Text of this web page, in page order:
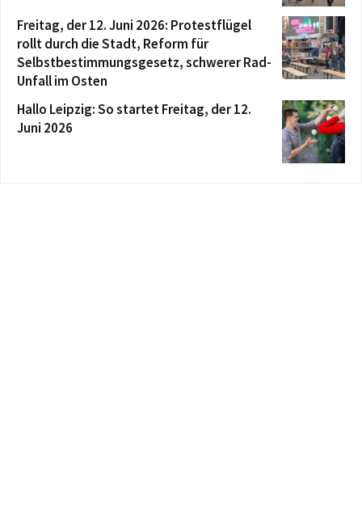
Freitag, der 12. Juni 2026: Protestflügel
rollt durch die Stadt, Reform für
Selbstbestimmungsgesetz, schwerer Rad-
Unfall im Osten
Hallo Leipzig: So startet Freitag, der 12.
Juni 2026